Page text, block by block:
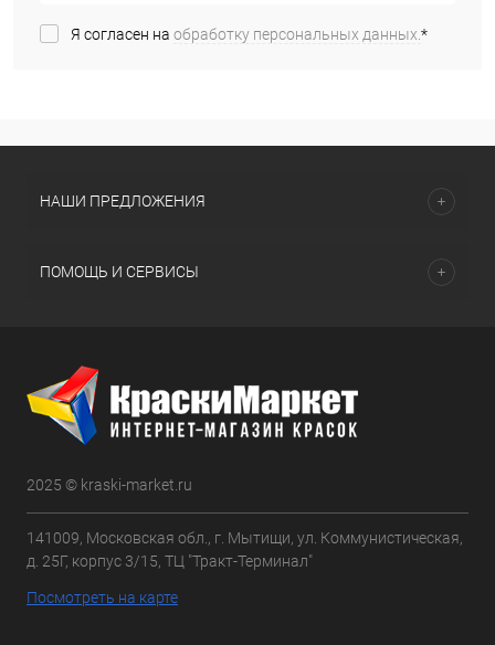
Я согласен на обработку персональных данных.*
НАШИ ПРЕДЛОЖЕНИЯ
ПОМОЩЬ И СЕРВИСЫ
2025 © kraski-market.ru
141009, Московская обл., г. Мытищи, ул. Коммунистическая,
д. 25Г, корпус 3/15, ТЦ "Тракт-Терминал"
Посмотреть на карте